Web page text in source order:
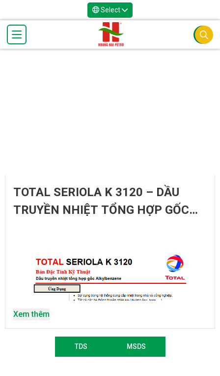
Select
TOTAL SERIOLA K 3120 – DẦU
TRUYỀN NHIỆT TỔNG HỢP GỐC
Xem thêm
TDS MSDS